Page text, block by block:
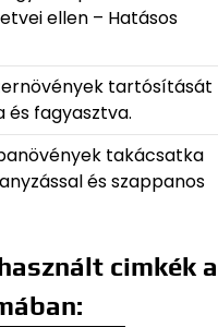
ellen – Hatásos
tartósítását
és fagyasztva.
takácsatka
és szappanos
cimkék a